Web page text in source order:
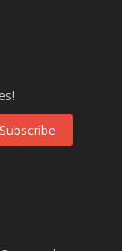
Subscribe